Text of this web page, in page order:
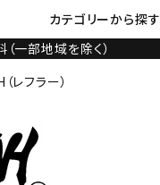
カテゴリーから探す
一部地域を除く）
レフラー）